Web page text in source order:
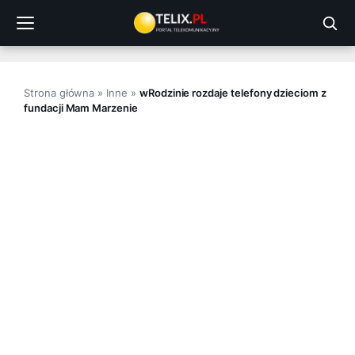
treści
Strona główna » Inne » wRodzinie rozdaje telefony dzieciom z
fundacji Mam Marzenie